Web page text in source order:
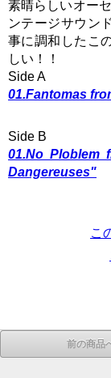
素晴らしいオー
ンテージサウン
事に調和したこ
しい！！
Side A
01.Fantomas
Side B
01.No Ploblem
Dangereuses"
こ
前の商品